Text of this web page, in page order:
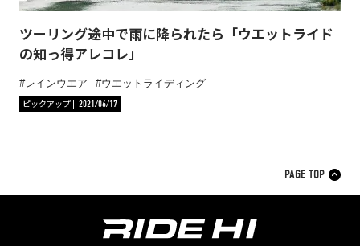
ツーリング途中で雨に降られたら「ウエットライド
の知っ得アレコレ」
レインウエア
ウエットライディング
ピックアップ
2021/06/17
PAGE TOP